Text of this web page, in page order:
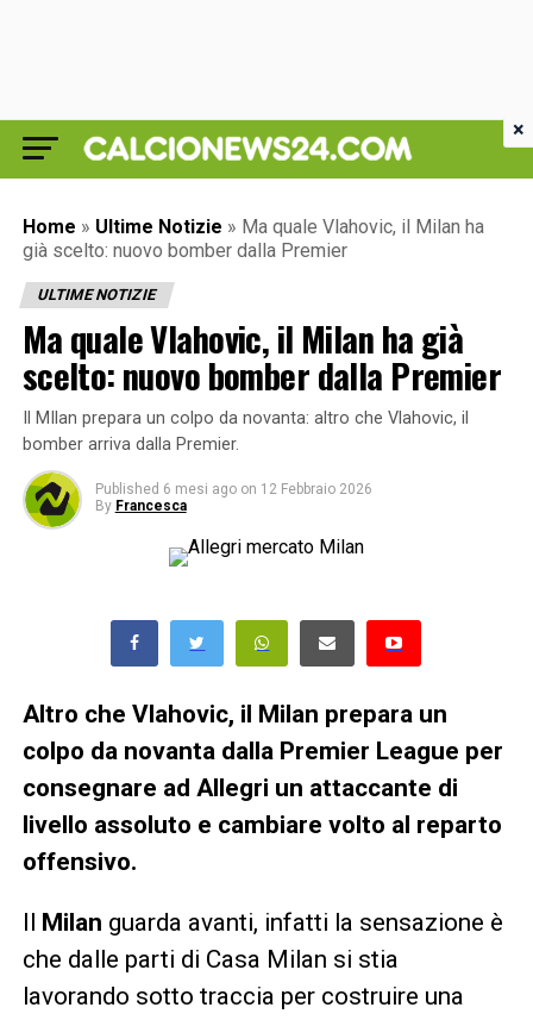
Home » Ultime Notizie » Ma quale Vlahovic, il Milan ha
già scelto: nuovo bomber dalla Premier
ULTIME NOTIZIE
Ma quale Vlahovic, il Milan ha già
scelto: nuovo bomber dalla Premier
Il MIlan prepara un colpo da novanta: altro che Vlahovic, il
bomber arriva dalla Premier.
Published 6 mesi ago on 12 Febbraio 2026
By Francesca
Altro che Vlahovic, il Milan prepara un
colpo da novanta dalla Premier League per
consegnare ad Allegri un attaccante di
livello assoluto e cambiare volto al reparto
offensivo.
Il Milan guarda avanti, infatti la sensazione è
che dalle parti di Casa Milan si stia
lavorando sotto traccia per costruire una
×